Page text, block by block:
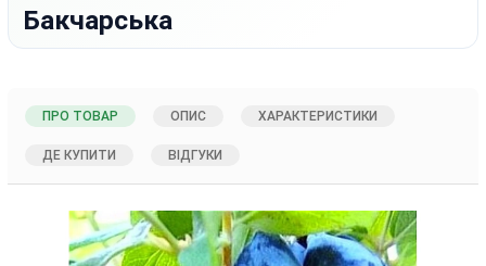
Бакчарська
ПРО ТОВАР ОПИС ХАРАКТЕРИСТИКИ
ДЕ КУПИТИ ВІДГУКИ